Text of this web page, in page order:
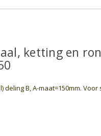
ketting en
B, A-maat=150mm.